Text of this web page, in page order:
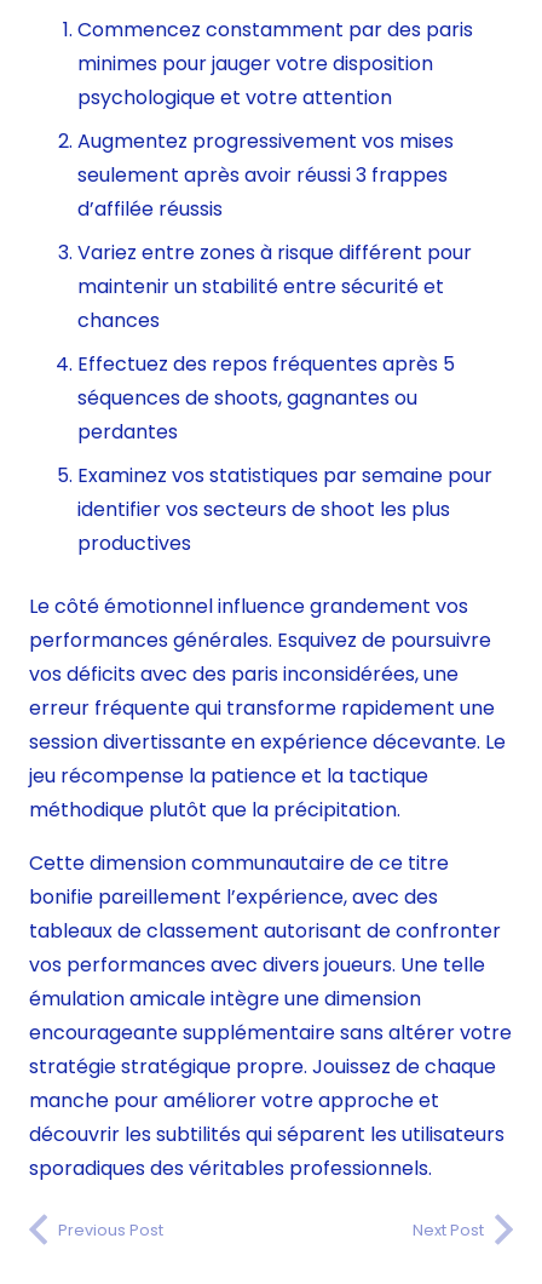
Commencez constamment par des paris
minimes pour jauger votre disposition
psychologique et votre attention
Augmentez progressivement vos mises
seulement après avoir réussi 3 frappes
d’affilée réussis
Variez entre zones à risque différent pour
maintenir un stabilité entre sécurité et
chances
Effectuez des repos fréquentes après 5
séquences de shoots, gagnantes ou
perdantes
Examinez vos statistiques par semaine pour
identifier vos secteurs de shoot les plus
productives
Le côté émotionnel influence grandement vos
performances générales. Esquivez de poursuivre
vos déficits avec des paris inconsidérées, une
erreur fréquente qui transforme rapidement une
session divertissante en expérience décevante. Le
jeu récompense la patience et la tactique
méthodique plutôt que la précipitation.
Cette dimension communautaire de ce titre
bonifie pareillement l’expérience, avec des
tableaux de classement autorisant de confronter
vos performances avec divers joueurs. Une telle
émulation amicale intègre une dimension
encourageante supplémentaire sans altérer votre
stratégie stratégique propre. Jouissez de chaque
manche pour améliorer votre approche et
découvrir les subtilités qui séparent les utilisateurs
sporadiques des véritables professionnels.
Previous Post Next Post